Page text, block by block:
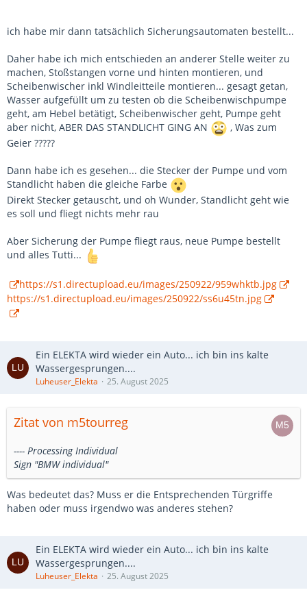
ich habe mir dann tatsächlich Sicherungsautomaten bestellt...
Daher habe ich mich entschieden an anderer Stelle weiter zu
machen, Stoßstangen vorne und hinten montieren, und
Scheibenwischer inkl Windleitteile montieren... gesagt getan,
Wasser aufgefüllt um zu testen ob die Scheibenwischpumpe
geht, am Hebel betätigt, Scheibenwischer geht, Pumpe geht
aber nicht, ABER DAS STANDLICHT GING AN
, Was zum
Geier ?????
Dann habe ich es gesehen... die Stecker der Pumpe und vom
Standlicht haben die gleiche Farbe
Direkt Stecker getauscht, und oh Wunder, Standlicht geht wie
es soll und fliegt nichts mehr rau
Aber Sicherung der Pumpe fliegt raus, neue Pumpe bestellt
und alles Tutti...
https://s1.directupload.eu/images/250922/959whktb.jpg
https://s1.directupload.eu/images/250922/ss6u45tn.jpg
Ein ELEKTA wird wieder ein Auto... ich bin ins kalte
Wassergesprungen....
Luheuser_Elekta 25. August 2025
Zitat von m5tourreg
---- Processing Individual
Sign "BMW individual"
Was bedeutet das? Muss er die Entsprechenden Türgriffe
haben oder muss irgendwo was anderes stehen?
Ein ELEKTA wird wieder ein Auto... ich bin ins kalte
Wassergesprungen....
Luheuser_Elekta 25. August 2025